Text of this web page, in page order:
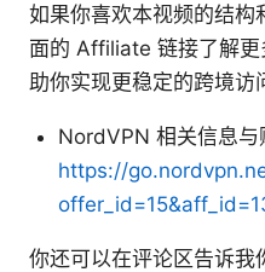
如果你喜欢本视频的结构
面的 Affiliate 链接了解
助你实现更稳定的跨境访
NordVPN 相关信息与
https://
你还可以在评论区告诉我